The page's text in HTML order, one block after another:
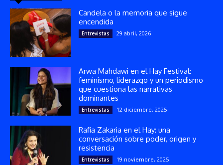
Candela o la memoria que sigue
encendida
Entrevistas 29 abril, 2026
Arwa Mahdawi en el Hay Festival:
feminismo, liderazgo y un periodismo
que cuestiona las narrativas
dominantes
Entrevistas 12 diciembre, 2025
Rafia Zakaria en el Hay: una
conversación sobre poder, origen y
resistencia
Entrevistas 19 noviembre, 2025